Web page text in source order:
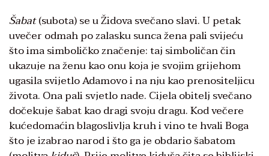
Šabat(subota) se u Židova svečano slavi. U petak
uvečer odmah po zalasku sunca žena pali svijeću
što ima simboličko značenje: taj simboličan čin
ukazuje na ženu kao onu koja je svojim grijehom
ugasila svijetlo Adamovo i na nju kao prenositeljicu
života. Ona pali svjetlo nade. Cijela obitelj svečano
dočekuje šabat kao dragi svoju dragu. Kod večere
kućedomaćin blagoslivlja kruh i vino te hvali Boga
što je izabrao narod i što ga je obdario šabatom